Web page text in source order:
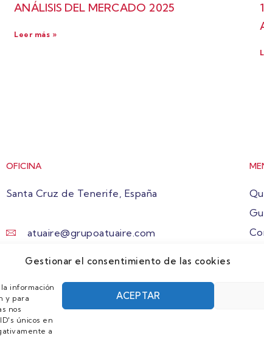
Gestionar el consentimiento de las cookies
información
y para
nos
únicos en
a
ACEPTAR
ANÁLISIS DEL MERCADO 2025
Leer más »
OFICINA
Santa Cruz de Tenerife, España
atuaire@grupoatuaire.com